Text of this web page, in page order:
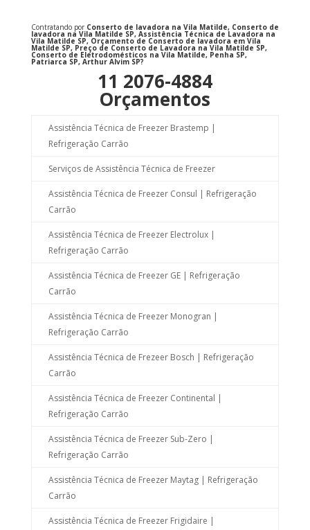
Contratando por Conserto de lavadora na Vila Matilde, Conserto de
lavadora na Vila Matilde SP, Assistência Técnica de Lavadora na
Vila Matilde SP, Orçamento de Conserto de lavadora em Vila
Matilde SP, Preço de Conserto de Lavadora na Vila Matilde SP,
Conserto de Eletrodomésticos na Vila Matilde, Penha SP,
Patriarca SP, Arthur Alvim SP?
11 2076-4884
Orçamentos
Assistência Técnica de Freezer Brastemp |
Refrigeração Carrão
Serviços de Assistência Técnica de Freezer
Assistência Técnica de Freezer Consul | Refrigeração
Carrão
Assistência Técnica de Freezer Electrolux |
Refrigeração Carrão
Assistência Técnica de Freezer GE | Refrigeração
Carrão
Assistência Técnica de Freezer Monogran |
Refrigeração Carrão
Assistência Técnica de Frezeer Bosch | Refrigeração
Carrão
Assistência Técnica de Freezer Continental |
Refrigeração Carrão
Assistência Técnica de Freezer Sub-Zero |
Refrigeração Carrão
Assistência Técnica de Freezer Maytag | Refrigeração
Carrão
Assistência Técnica de Freezer Frigidaire |